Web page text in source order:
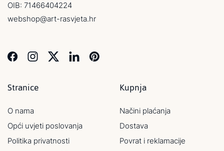
OIB: 71466404224
webshop@art-rasvjeta.hr
Stranice
O nama
Opći uvjeti poslovanja
Politika privatnosti
Kupnja
Načini plaćanja
Dostava
Povrat i reklamacije